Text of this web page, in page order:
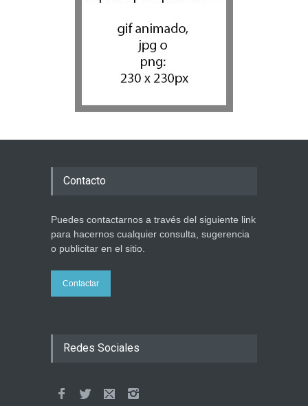
Contacto
Puedes contactarnos a través del siguiente link
para hacernos cualquier consulta, sugerencia
o publicitar en el sitio.
Contactar
Redes Sociales